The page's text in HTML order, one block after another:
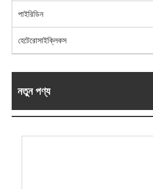
পাইরিডিন
হেটেরোসাইক্লিকস
নতুন পণ্য